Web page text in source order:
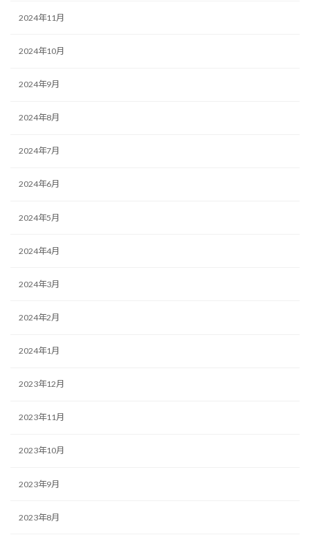
2024年11月
2024年10月
2024年9月
2024年8月
2024年7月
2024年6月
2024年5月
2024年4月
2024年3月
2024年2月
2024年1月
2023年12月
2023年11月
2023年10月
2023年9月
2023年8月